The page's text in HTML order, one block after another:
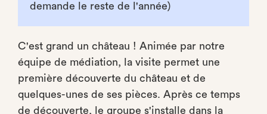
demande le reste de l'année)
C'est grand un château ! Animée par notre
équipe de médiation, la visite permet une
première découverte du château et de
quelques-unes de ses pièces. Après ce temps
de découverte, le groupe s'installe dans la